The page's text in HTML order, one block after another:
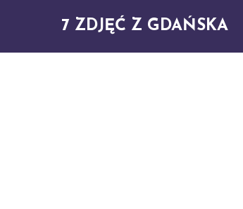
7 ZDJĘĆ Z GDAŃSKA